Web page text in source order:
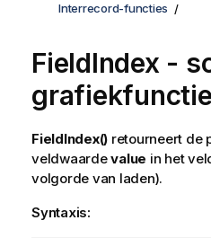
Interrecord-functies
FieldIndex -
grafiekfunctie
FieldIndex() retourneert de
veldwaardevalue in het
volgorde van laden).
Syntaxis: